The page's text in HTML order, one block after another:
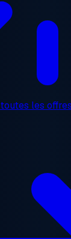
toutes les